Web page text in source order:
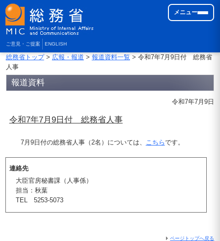
ご意見・ご提案 ENGLISH
メニュー
総務省トップ> 広報・報道 > 報道資料一覧> 令和7年7月9日付 総務省
人事
報道資料
令和7年7月9日
令和7年7月9日付 総務省人事
7月9日付の総務省人事（2名）については、 こちらです。
連絡先
大臣官房秘書課（人事係）
担当：秋葉
TEL 5253-5073
ページトップへ戻る